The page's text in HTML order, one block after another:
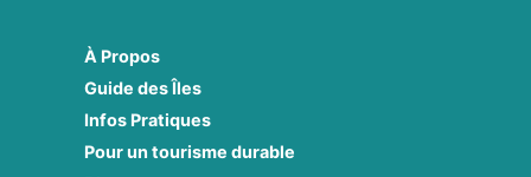
À Propos
Guide des Îles
Infos Pratiques
Pour un tourisme durable